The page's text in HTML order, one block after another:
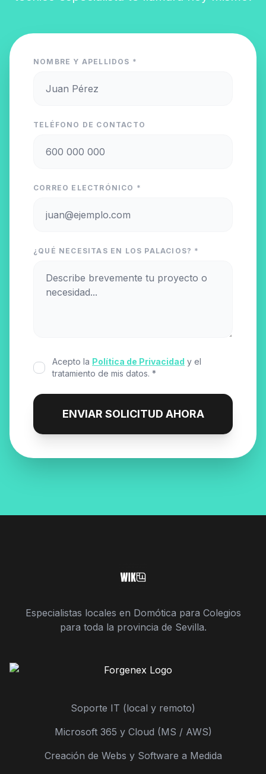
NOMBRE Y APELLIDOS *
TELÉFONO DE CONTACTO
CORREO ELECTRÓNICO *
¿QUÉ NECESITAS EN LOS PALACIOS? *
Acepto la Política de Privacidad y el
tratamiento de mis datos. *
ENVIAR SOLICITUD AHORA
Especialistas locales en Domótica para Colegios
para toda la provincia de Sevilla.
Soporte IT (local y remoto)
Microsoft 365 y Cloud (MS / AWS)
Creación de Webs y Software a Medida